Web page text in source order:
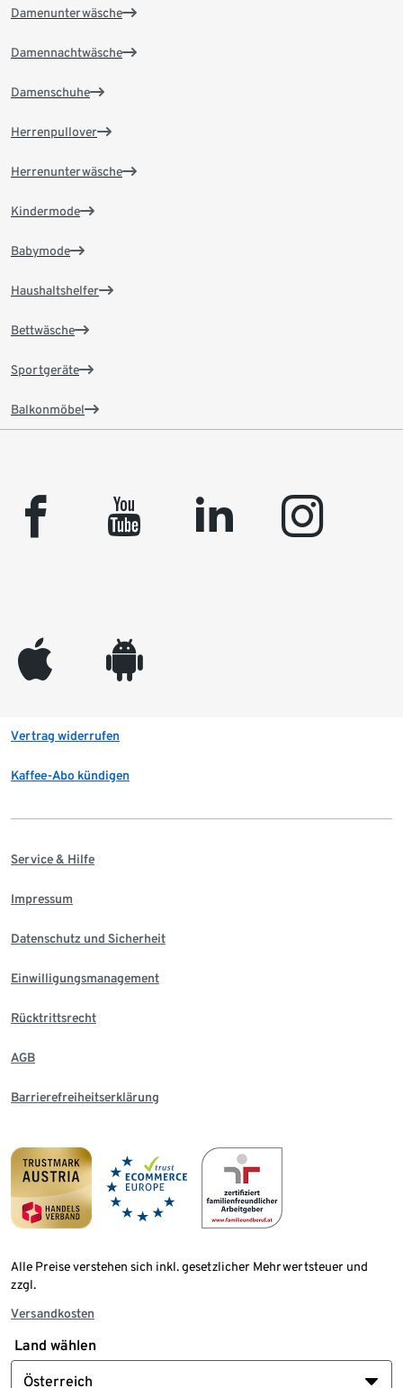
Damenunterwäsche
Damennachtwäsche
Damenschuhe
Herrenpullover
Herrenunterwäsche
Kindermode
Babymode
Haushaltshelfer
Bettwäsche
Sportgeräte
Balkonmöbel
facebook youtube linkedin instagram
appleinc android
Vertrag widerrufen
Kaffee-Abo kündigen
Service & Hilfe
Impressum
Datenschutz und Sicherheit
Einwilligungsmanagement
Rücktrittsrecht
AGB
Barrierefreiheitserklärung
Alle Preise verstehen sich inkl. gesetzlicher Mehrwertsteuer und
zzgl.
Versandkosten
Land wählen
Österreich